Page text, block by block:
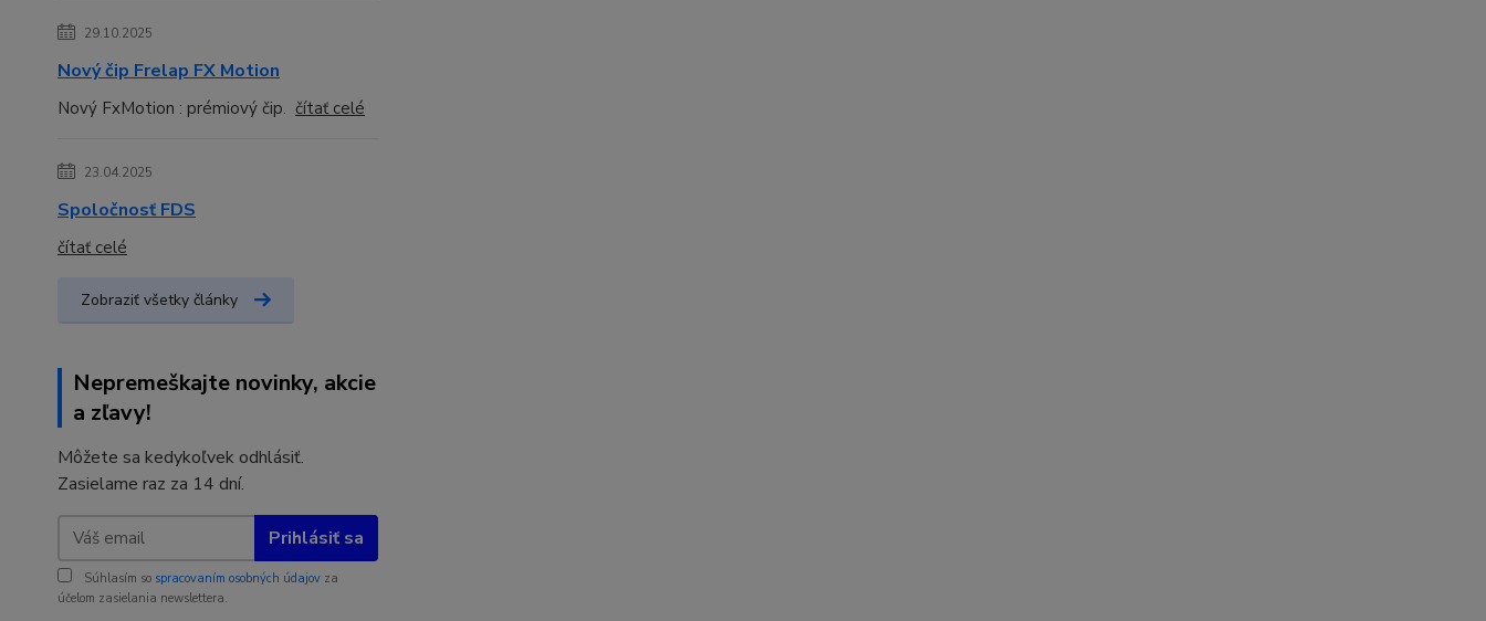
29.10.2025
Nový čip Frelap FX Motion
Nový FxMotion : prémiový čip. čítať celé
23.04.2025
Spoločnosť FDS
čítať celé
Zobraziť všetky články
Nepremeškajte novinky, akcie
a zľavy!
Môžete sa kedykoľvek odhlásiť.
Zasielame raz za 14 dní.
Prihlásiť sa
Súhlasím so spracovaním osobných údajov za
účelom zasielania newslettera.